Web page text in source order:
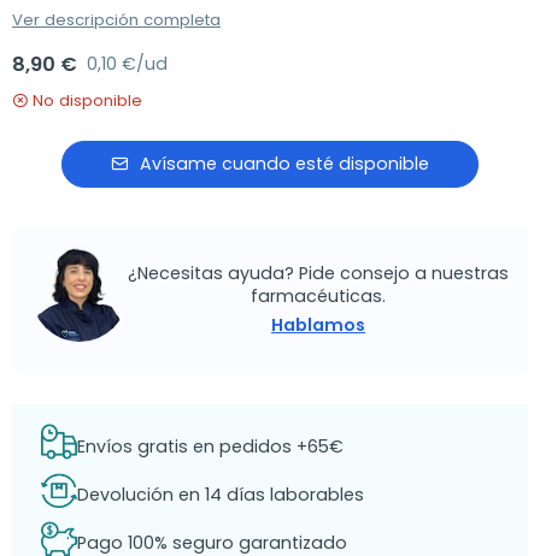
Ver descripción completa
8,90 € 0,10 €/ud
No disponible
Avísame cuando esté disponible
¿Necesitas ayuda? Pide consejo a nuestras
farmacéuticas.
Hablamos
Envíos gratis en pedidos +65€
Devolución en 14 días laborables
Pago 100% seguro garantizado